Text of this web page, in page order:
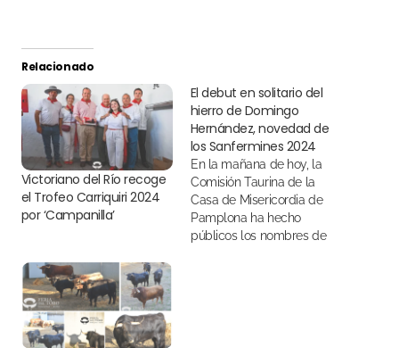
Relacionado
Victoriano del Río recoge
el Trofeo Carriquiri 2024
por ‘Campanilla’
El debut en solitario del
hierro de Domingo
Hernández, novedad de
los Sanfermines 2024
En la mañana de hoy, la
Comisión Taurina de la
Casa de Misericordia de
Pamplona ha hecho
públicos los nombres de